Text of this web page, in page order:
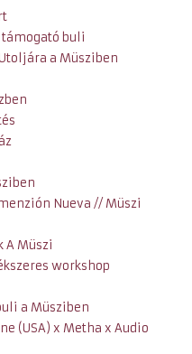
buli
a Müsziben
Nueva // Müszi
A Müszi
workshop
a Müsziben
(USA) x Metha x Audio